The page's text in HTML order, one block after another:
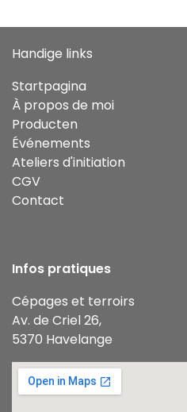
Handige links
Startpagina
À propos de moi
Producten
Événements
Ateliers d'initiation
CGV
Contact
Infos pratiques
Cépages et terroirs
Av. de Criel 26,
5370 Havelange